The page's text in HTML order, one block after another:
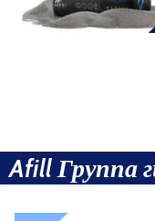
Afill Группа